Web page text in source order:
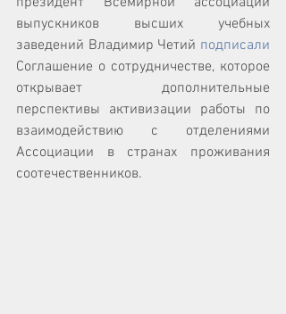
выпускников высших учебных
заведений Владимир Четий подписали
Соглашение о сотрудничестве, которое
открывает дополнительные
перспективы активизации работы по
взаимодействию с отделениями
Ассоциации в странах проживания
соотечественников.